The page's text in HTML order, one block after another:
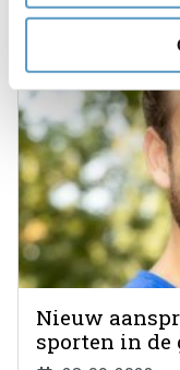
Nieuw
sporten in de